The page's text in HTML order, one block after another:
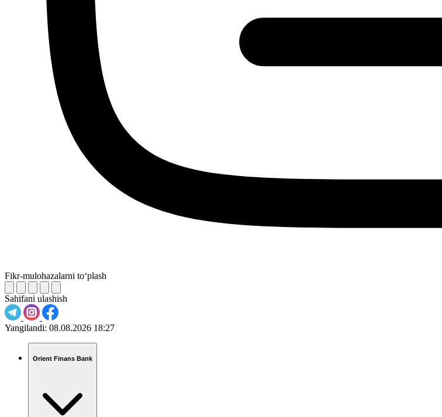
Fikr-mulohazalarni to‘plash
Sahifani ulashish
Yangilandi: 08.08.2026 18:27
Orient Finans Bank